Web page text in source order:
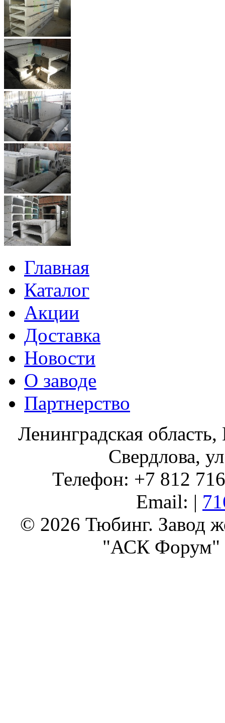
Главная
Каталог
Акции
Доставка
Новости
О заводе
Партнерство
Ленинградская
Свердлова,
Телефон: +7 812
Email: |
© 2026 Тюбинг. Завод
"АСК Форум"